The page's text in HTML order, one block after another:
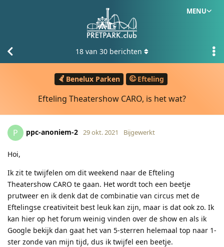
MENU
Benelux Parken Efteling
Efteling Theatershow CARO, is het wat?
18 van 30 berichten
P ppc-anoniem-2 29 okt. 2021 Bijgewerkt
Hoi,
Ik zit te twijfelen om dit weekend naar de Efteling
Theatershow CARO te gaan. Het wordt toch een beetje
prutweer en ik denk dat de combinatie van circus met de
Eftelingse creativiteit best leuk kan zijn, maar is dat ook zo. Ik
kan hier op het forum weinig vinden over de show en als ik
Google bekijk dan gaat het van 5-sterren helemaal top naar 1-
ster zonde van mijn tijd, dus ik twijfel een beetje.